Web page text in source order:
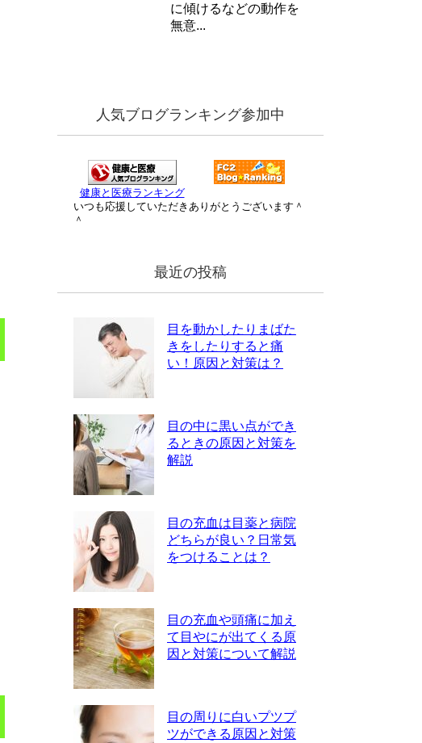
に傾けるなどの動作を
無意...
人気ブログランキング参加中
健康と医療ランキング
いつも応援していただきありがとうございます＾
＾
最近の投稿
目を動かしたりまばた
きをしたりすると痛
い！原因と対策は？
目の中に黒い点ができ
るときの原因と対策を
解説
目の充血は目薬と病院
どちらが良い？日常気
をつけることは？
目の充血や頭痛に加え
て目やにが出てくる原
因と対策について解説
目の周りに白いプツプ
ツができる原因と対策